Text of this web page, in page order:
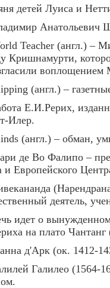
детей Луиса и
Анатольевич
Teacher (англ.) –
Кришнамурти,
воплощением
(англ.) –
Е.И.Рерих,
Илер.
(англ.) – обман,
де Во Фалипо –
и Европейского
деятель,
идет о
на плато
д'Арк (ок. 1412-
Галилео (1564-